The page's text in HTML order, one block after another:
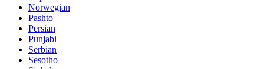
Norwegian
Pashto
Persian
Punjabi
Serbian
Sesotho